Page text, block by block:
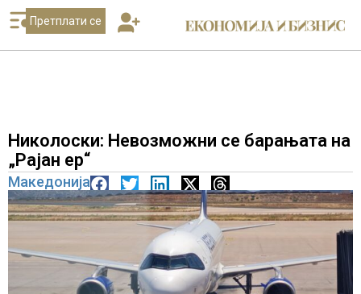
Претплати се
Николоски: Невозможни се барањата на
„Рајан ер“
Македонија